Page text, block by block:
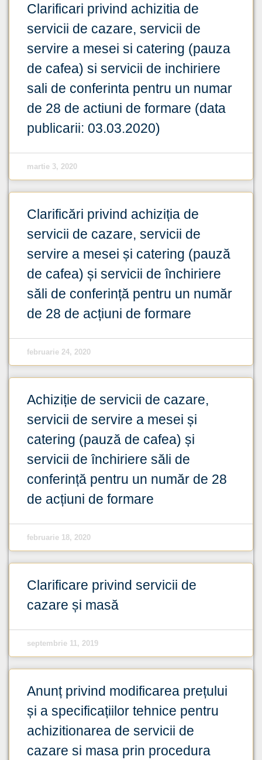
Clarificari privind achizitia de
servicii de cazare, servicii de
servire a mesei si catering (pauza
de cafea) si servicii de inchiriere
sali de conferinta pentru un numar
de 28 de actiuni de formare (data
publicarii: 03.03.2020)
martie 3, 2020
Clarificări privind achiziția de
servicii de cazare, servicii de
servire a mesei și catering (pauză
de cafea) și servicii de închiriere
săli de conferință pentru un număr
de 28 de acțiuni de formare
februarie 24, 2020
Achiziție de servicii de cazare,
servicii de servire a mesei și
catering (pauză de cafea) și
servicii de închiriere săli de
conferință pentru un număr de 28
de acțiuni de formare
februarie 18, 2020
Clarificare privind servicii de
cazare și masă
septembrie 11, 2019
Anunț privind modificarea prețului
și a specificațiilor tehnice pentru
achizitionarea de servicii de
cazare si masa prin procedura